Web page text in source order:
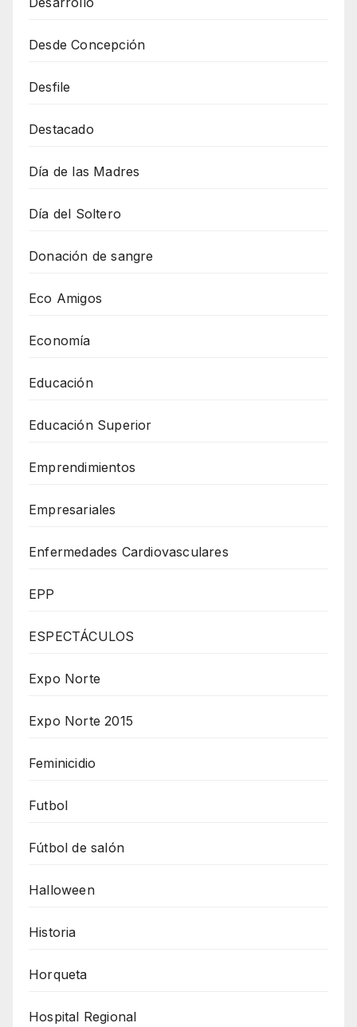
Desde Concepción
Desfile
Destacado
Día de las Madres
Día del Soltero
Donación de sangre
Eco Amigos
Economía
Educación
Educación Superior
Emprendimientos
Empresariales
Enfermedades Cardiovasculares
EPP
ESPECTÁCULOS
Expo Norte
Expo Norte 2015
Feminicidio
Futbol
Fútbol de salón
Halloween
Historia
Horqueta
Hospital Regional